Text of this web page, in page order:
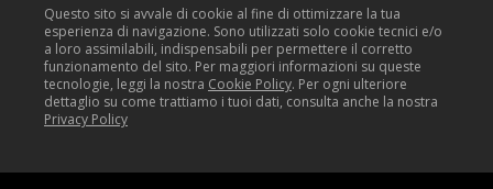
Questo sito si avvale di cookie al fine di ottimizzare la tua
esperienza di navigazione. Sono utilizzati solo cookie tecnici e/o
a loro assimilabili, indispensabili per permettere il corretto
funzionamento del sito. Per maggiori informazioni su queste
tecnologie, leggi la nostra Cookie Policy. Per ogni ulteriore
dettaglio su come trattiamo i tuoi dati, consulta anche la nostra
Privacy Policy